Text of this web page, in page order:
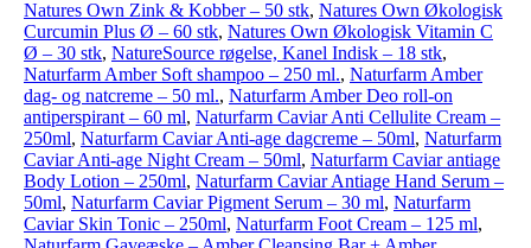
Natures Own Zink & Kobber – 50 stk, Natures Own Økologisk
Curcumin Plus Ø – 60 stk, Natures Own Økologisk Vitamin C
Ø – 30 stk, NatureSource røgelse, Kanel Indisk – 18 stk,
Naturfarm Amber Soft shampoo – 250 ml., Naturfarm Amber
dag- og natcreme – 50 ml., Naturfarm Amber Deo roll-on
antiperspirant – 60 ml, Naturfarm Caviar Anti Cellulite Cream –
250ml, Naturfarm Caviar Anti-age dagcreme – 50ml, Naturfarm
Caviar Anti-age Night Cream – 50ml, Naturfarm Caviar antiage
Body Lotion – 250ml, Naturfarm Caviar Antiage Hand Serum –
50ml, Naturfarm Caviar Pigment Serum – 30 ml, Naturfarm
Caviar Skin Tonic – 250ml, Naturfarm Foot Cream – 125 ml,